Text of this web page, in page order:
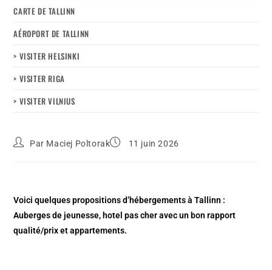
CARTE DE TALLINN
AÉROPORT DE TALLINN
> VISITER HELSINKI
> VISITER RIGA
> VISITER VILNIUS
Par Maciej Poltorak 11 juin 2026
Voici quelques propositions d’hébergements à Tallinn :
Auberges de jeunesse, hotel pas cher avec un bon rapport
qualité/prix et appartements.